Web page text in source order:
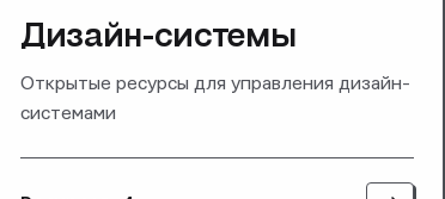
Дизайн-системы
Открытые ресурсы для управления дизайн-
системами